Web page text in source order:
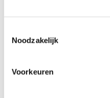
Noodzakelijk
Voorkeuren
Bridge